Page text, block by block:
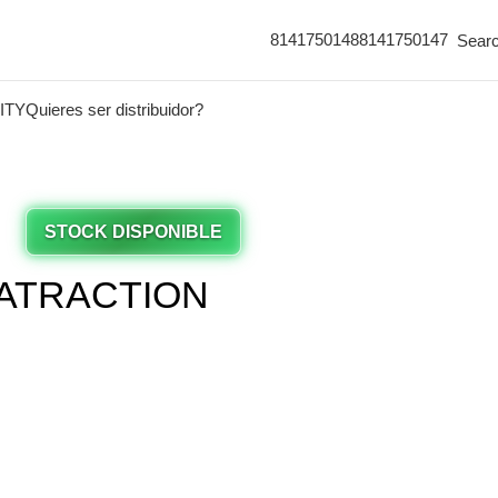
81417501488141750147
Quieres ser distribuidor?
STOCK DISPONIBLE